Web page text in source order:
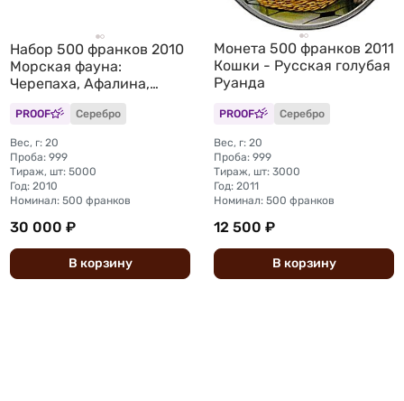
Набор 500 франков 2010
Морская фауна:
Черепаха, Афалина,
Крылатка, Акула, Рыба-
клоун Руанда 5 монет
PROOF Серебро
Вес, г: 20
Проба: 999
Тираж, шт: 5000
Год: 2010
Номинал: 500 франков
30 000 ₽
В корзину
Монета 500 франков 2011
Кошки - Русская голубая
Руанда
PROOF Серебро
Вес, г: 20
Проба: 999
Тираж, шт: 3000
Год: 2011
Номинал: 500 франков
12 500 ₽
В корзину